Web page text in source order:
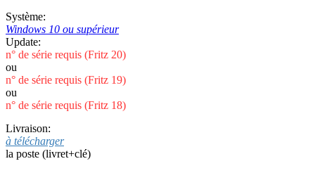
Système:
Windows 10 ou supérieur
Update:
n° de série requis (Fritz 20)
ou
n° de série requis (Fritz 19)
ou
n° de série requis (Fritz 18)
Livraison:
à télécharger
la poste (livret+clé)